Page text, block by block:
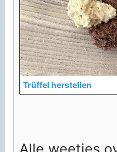
Trüffel herstellen